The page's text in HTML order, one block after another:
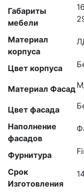
Габариты
мебели
Материал
корпуса
Цвет корпуса
Материал Фасад
Цвет фасада
Наполнение
фасадов
Фурнитура
Срок
Изготовления